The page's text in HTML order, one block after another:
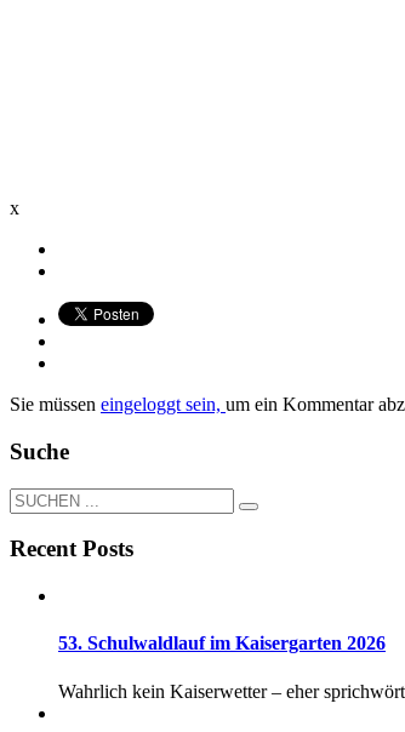
x
Sie müssen eingeloggt sein, um ein Kommentar
Suche
Recent Posts
53. Schulwaldlauf im Kaisergarten 2026
Wahrlich kein Kaiserwetter – eher